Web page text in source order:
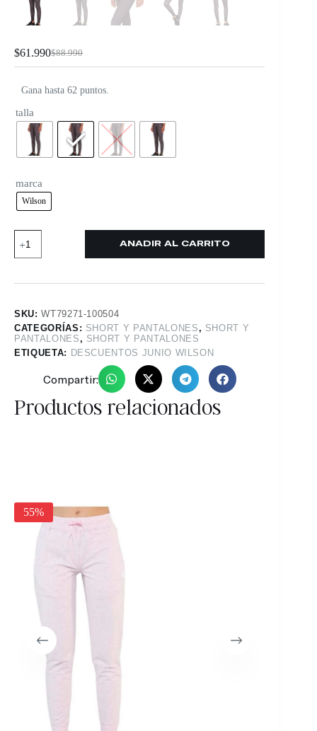
$88.990
$61.990
Gana hasta 62 puntos.
talla
marca
Wilson
AÑADIR AL CARRITO
SKU:WT79271-100504
CATEGORÍAS: SHORT Y PANTALONES , SHORT Y
PANTALONES , SHORT Y PANTALONES
ETIQUETA: DESCUENTOS JUNIO WILSON
Compartir:
Productos relacionados
55%